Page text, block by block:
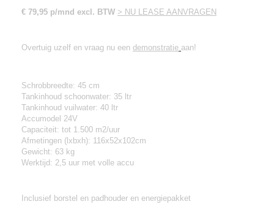
€ 79,95 p/mnd excl. BTW > NU LEASE AANVRAGEN
Overtuig uzelf en vraag nu een demonstratie aan!
Schrobbreedte: 45 cm
Tankinhoud schoonwater: 35 ltr
Tankinhoud vuilwater: 40 ltr
Accumodel 24V
Capaciteit: tot 1.500 m2/uur
Afmetingen (lxbxh): 116x52x102cm
Gewicht: 63 kg
Werktijd: 2,5 uur met volle accu
Inclusief borstel en padhouder en energiepakket